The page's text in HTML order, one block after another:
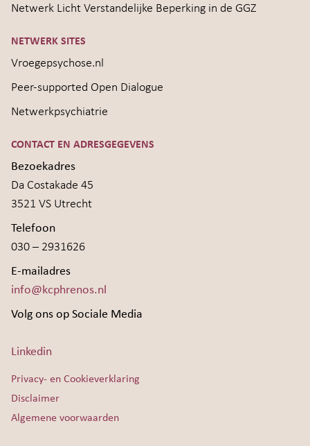
Netwerk Licht Verstandelijke Beperking in de GGZ
NETWERK SITES
Vroegepsychose.nl
Peer-supported Open Dialogue
Netwerkpsychiatrie
CONTACT EN ADRESGEGEVENS
Bezoekadres
Da Costakade 45
3521 VS Utrecht
Telefoon
030 – 2931626
E-mailadres
info@kcphrenos.nl
Volg ons op Sociale Media
Linkedin
Privacy- en Cookieverklaring
Disclaimer
Algemene voorwaarden